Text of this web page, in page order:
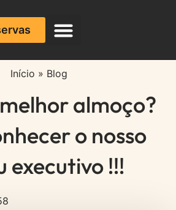
Início » Blog
almoço?
o nosso
executivo !!!